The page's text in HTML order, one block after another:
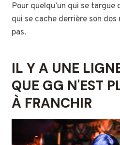
Pour quelqu’un qui se targue
qui se cache derrière son
pas.
IL Y A UNE
QUE GG N'EST
À FRANCHIR